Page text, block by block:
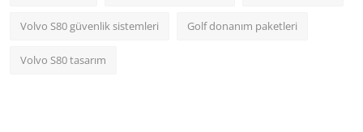
Volvo S80 güvenlik sistemleri Golf donanım paketleri
Volvo S80 tasarım